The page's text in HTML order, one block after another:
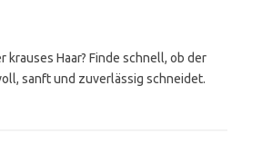
krauses Haar? Finde schnell, ob der
sanft und zuverlässig schneidet.